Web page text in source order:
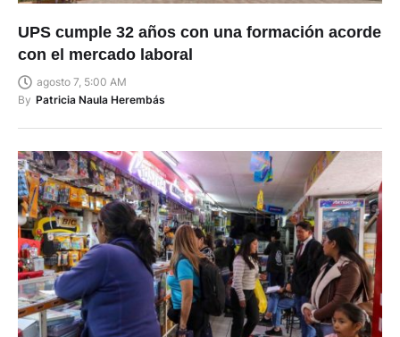
UPS cumple 32 años con una formación acorde
con el mercado laboral
agosto 7, 5:00 AM
By Patricia Naula Herembás